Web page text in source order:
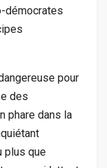
démocrates
pour
des
phare dans la
plus que